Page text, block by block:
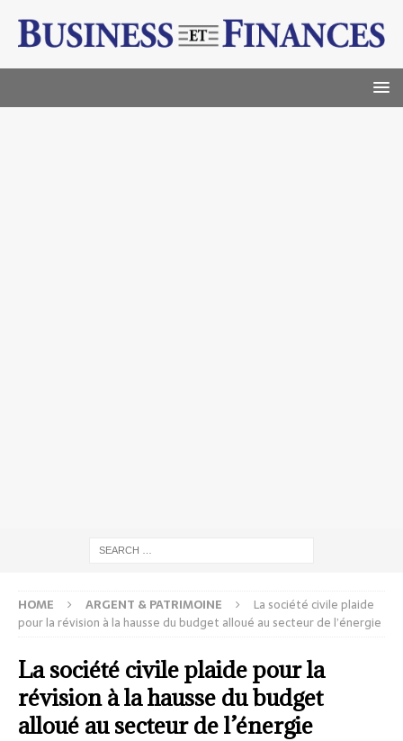
HOME ARGENT & PATRIMOINE
La société civile plaide
pour la révision à la hausse du budget alloué au secteur de l’énergie
La société civile plaide pour la
révision à la hausse du budget
alloué au secteur de l’énergie